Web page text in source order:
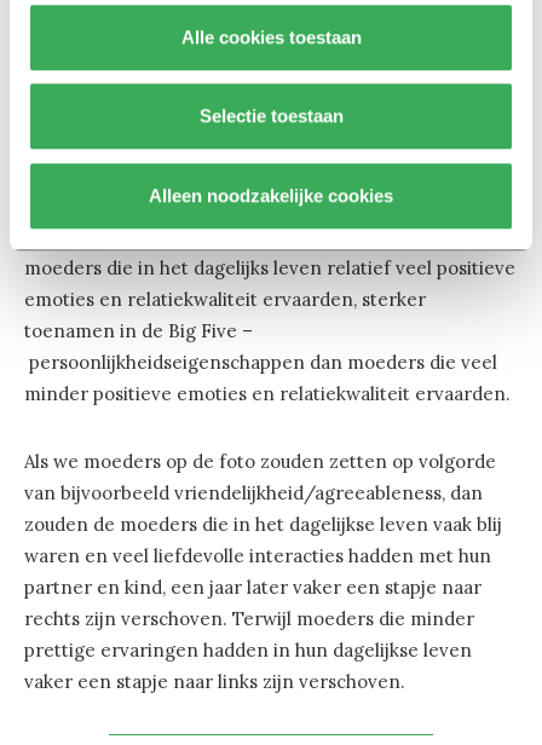
Alle cookies toestaan
Selectie toestaan
Alleen noodzakelijke cookies
Maar of die beïnvloeding ook andersom plaatsvindt, dus
dat alledaagse ervaringen van invloed zijn op de
ontwikkeling van je persoonlijkheid is veel minder
Uit mijn onderzoek onder een groep moeders – die
jarenlang regelmatig aangaven hoe zij zich voelden en
of ze bijvoorbeeld conflicten hadden – bleek dat de
moeders die in het dagelijks leven relatief veel positieve
emoties en relatiekwaliteit ervaarden, sterker
toenamen in de Big Five –
persoonlijkheidseigenschappen dan moeders die veel
minder positieve emoties en relatiekwaliteit ervaarden.
Als we moeders op de foto zouden zetten op volgorde
van bijvoorbeeld vriendelijkheid/agreeableness, dan
zouden de moeders die in het dagelijkse leven vaak blij
waren en veel liefdevolle interacties hadden met hun
partner en kind, een jaar later vaker een stapje naar
rechts zijn verschoven. Terwijl moeders die minder
prettige ervaringen hadden in hun dagelijkse leven
vaker een stapje naar links zijn verschoven.